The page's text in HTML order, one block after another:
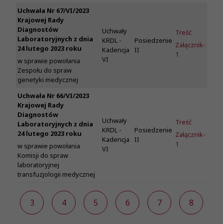
Uchwała Nr 67/VI/2023
Krajowej Rady
Diagnostów
Laboratoryjnych z dnia
24 lutego 2023 roku
w sprawie powołania
Zespołu do spraw
genetyki medycznej
Uchwały
KRDL -
Kadencja
VI
Posiedzenie
II
Treść
Załącznik-
1
Uchwała Nr 66/VI/2023
Krajowej Rady
Diagnostów
Laboratoryjnych z dnia
24 lutego 2023 roku
w sprawie powołania
Komisji do spraw
laboratoryjnej
transfuzjologii medycznej
Uchwały
KRDL -
Kadencja
VI
Posiedzenie
II
Treść
Załącznik-
1
3 4 5 6 7 8